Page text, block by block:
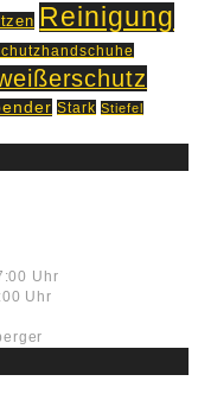
Reinigung
Stark Stiefel
Uhr
Uhr